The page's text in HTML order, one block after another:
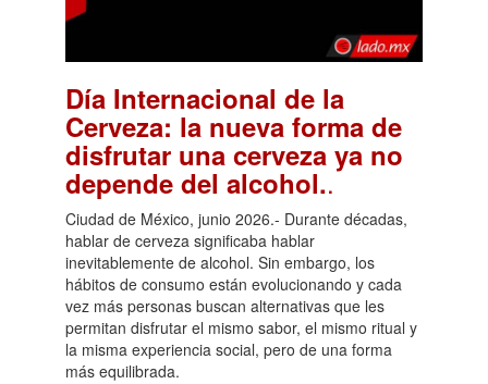
Día Internacional de la
Cerveza: la nueva forma de
disfrutar una cerveza ya no
depende del alcohol..
Ciudad de México, junio 2026.- Durante décadas,
hablar de cerveza significaba hablar
inevitablemente de alcohol. Sin embargo, los
hábitos de consumo están evolucionando y cada
vez más personas buscan alternativas que les
permitan disfrutar el mismo sabor, el mismo ritual y
la misma experiencia social, pero de una forma
más equilibrada.